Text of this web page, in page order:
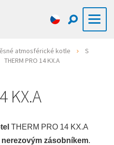
atmosférické kotle
S
THERM PRO 14 KX.A
KX.A
THERM PRO 14 KX.A
zásobníkem.